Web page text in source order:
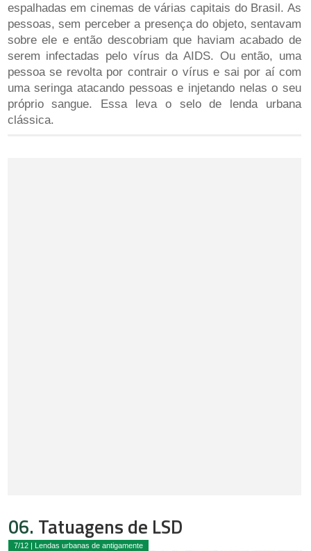
espalhadas em cinemas de várias capitais do Brasil. As
pessoas, sem perceber a presença do objeto, sentavam
sobre ele e então descobriam que haviam acabado de
serem infectadas pelo vírus da AIDS. Ou então, uma
pessoa se revolta por contrair o vírus e sai por aí com
uma seringa atacando pessoas e injetando nelas o seu
próprio sangue. Essa leva o selo de lenda urbana
clássica.
06. Tatuagens de LSD
7/12 | Lendas urbanas de antigamente